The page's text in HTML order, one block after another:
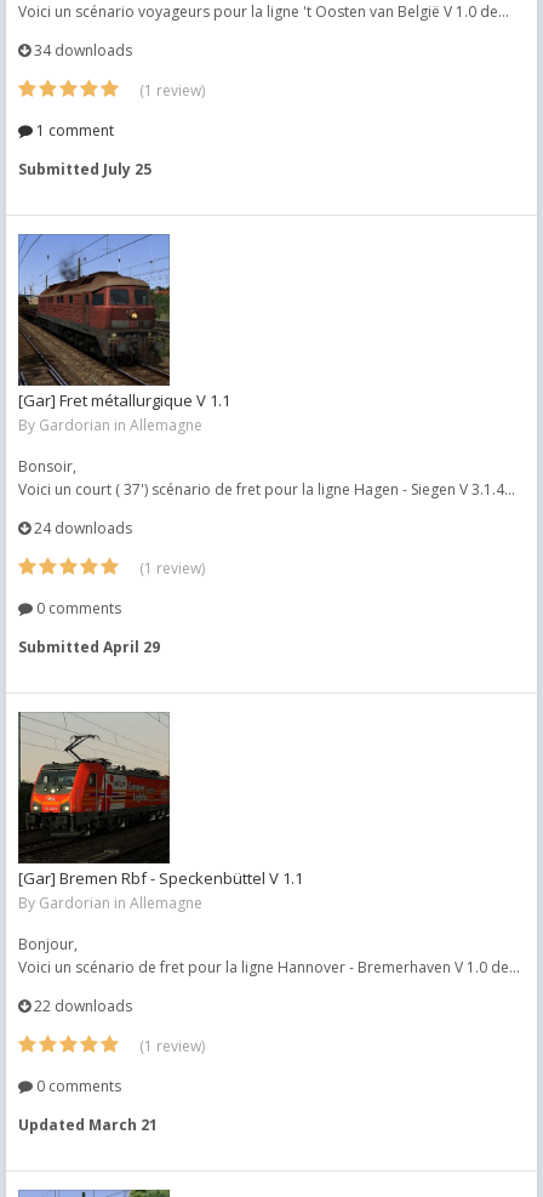
Voici un scénario voyageurs pour la ligne 't Oosten van België V 1.0 de...
34 downloads
(1 review)
1 comment
Submitted July 25
[Gar] Fret métallurgique V 1.1
By Gardorian in Allemagne
Bonsoir,
Voici un court ( 37') scénario de fret pour la ligne Hagen - Siegen V 3.1.4...
24 downloads
(1 review)
0 comments
Submitted April 29
[Gar] Bremen Rbf - Speckenbüttel V 1.1
By Gardorian in Allemagne
Bonjour,
Voici un scénario de fret pour la ligne Hannover - Bremerhaven V 1.0 de...
22 downloads
(1 review)
0 comments
Updated March 21